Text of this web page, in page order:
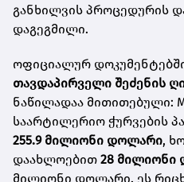
განხილვის პროცედურის
დაგეგმილი.
ოფიციალურ
თავდაპირველი შეძენის
ნაწილადაა მითითებული:
საარტილერიო ჭურვების
255.9 მილიონი დოლარი,
დაახლოებით 28 მილიონი
მილიონი დოლარი. ეს